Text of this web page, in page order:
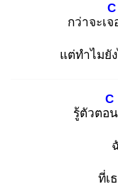
กว่าจะเจ
C
แต่ทำไมยั
รู้ตัวตอน
C
ที่เ